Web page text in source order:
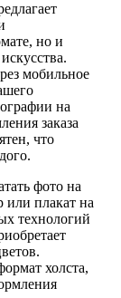
но и
мобильное
на
заказа
что
фото на
или плакат на
технологий
холста,